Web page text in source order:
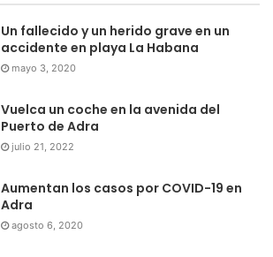
Un fallecido y un herido grave en un
accidente en playa La Habana
mayo 3, 2020
Vuelca un coche en la avenida del
Puerto de Adra
julio 21, 2022
Aumentan los casos por COVID-19 en
Adra
agosto 6, 2020